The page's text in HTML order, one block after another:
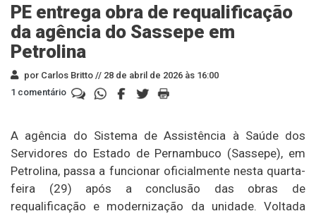
PE entrega obra de requalificação
da agência do Sassepe em
Petrolina
por Carlos Britto // 28 de abril de 2026 às 16:00
1 comentário
A agência do Sistema de Assistência à Saúde dos
Servidores do Estado de Pernambuco (Sassepe), em
Petrolina, passa a funcionar oficialmente nesta quarta-
feira (29) após a conclusão das obras de
requalificação e modernização da unidade. Voltada